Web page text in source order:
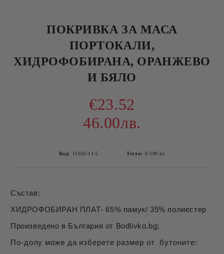
ПОКРИВКА ЗА МАСА
ПОРТОКАЛИ,
ХИДРОФОБИРАНА, ОРАНЖЕВО
И БЯЛО
€23.52
46.00лв.
Код: 11603-11-5 Тегло: 0.500 кг
Състав:
ХИДРОФОБИРАН ПЛАТ- 65% памук/ 35% полиестер
Произведено в България от Bodlivko.bg;
По-долу може да изберете размер от бутоните: